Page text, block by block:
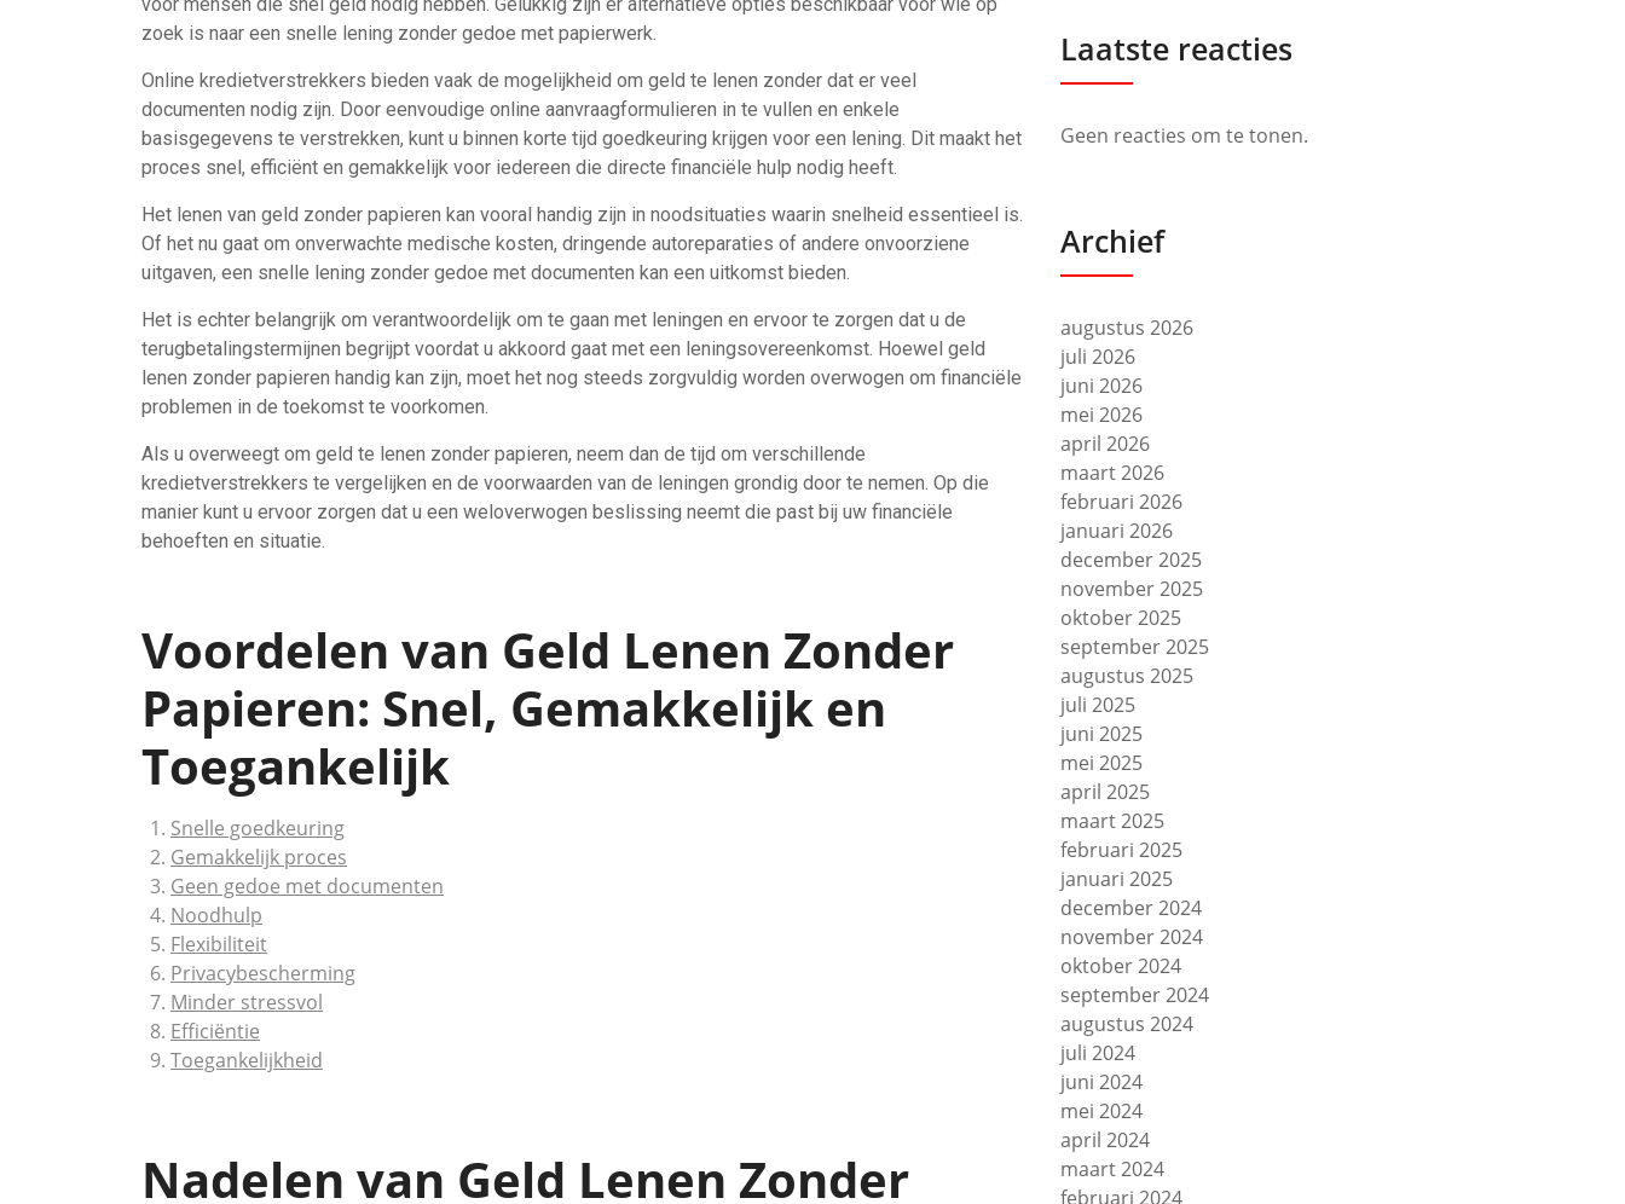
zoek is naar een snelle lening zonder gedoe met papierwerk.
Online kredietverstrekkers bieden vaak de mogelijkheid om geld te lenen zonder dat er veel
documenten nodig zijn. Door eenvoudige online aanvraagformulieren in te vullen en enkele
basisgegevens te verstrekken, kunt u binnen korte tijd goedkeuring krijgen voor een lening. Dit maakt het
proces snel, efficiënt en gemakkelijk voor iedereen die directe financiële hulp nodig heeft.
Het lenen van geld zonder papieren kan vooral handig zijn in noodsituaties waarin snelheid essentieel is.
Of het nu gaat om onverwachte medische kosten, dringende autoreparaties of andere onvoorziene
uitgaven, een snelle lening zonder gedoe met documenten kan een uitkomst bieden.
Het is echter belangrijk om verantwoordelijk om te gaan met leningen en ervoor te zorgen dat u de
terugbetalingstermijnen begrijpt voordat u akkoord gaat met een leningsovereenkomst. Hoewel geld
lenen zonder papieren handig kan zijn, moet het nog steeds zorgvuldig worden overwogen om financiële
problemen in de toekomst te voorkomen.
Als u overweegt om geld te lenen zonder papieren, neem dan de tijd om verschillende
kredietverstrekkers te vergelijken en de voorwaarden van de leningen grondig door te nemen. Op die
manier kunt u ervoor zorgen dat u een weloverwogen beslissing neemt die past bij uw financiële
behoeften en situatie.
Voordelen van Geld Lenen Zonder
Papieren: Snel, Gemakkelijk en
Toegankelijk
Snelle goedkeuring
Gemakkelijk proces
Geen gedoe met documenten
Noodhulp
Flexibiliteit
Privacybescherming
Minder stressvol
Efficiëntie
Toegankelijkheid
Nadelen van Geld Lenen Zonder
Laatste reacties
Geen reacties om te tonen.
Archief
augustus 2026
juli 2026
juni 2026
mei 2026
april 2026
maart 2026
februari 2026
januari 2026
december 2025
november 2025
oktober 2025
september 2025
augustus 2025
juli 2025
juni 2025
mei 2025
april 2025
maart 2025
februari 2025
januari 2025
december 2024
november 2024
oktober 2024
september 2024
augustus 2024
juli 2024
juni 2024
mei 2024
april 2024
maart 2024
februari 2024